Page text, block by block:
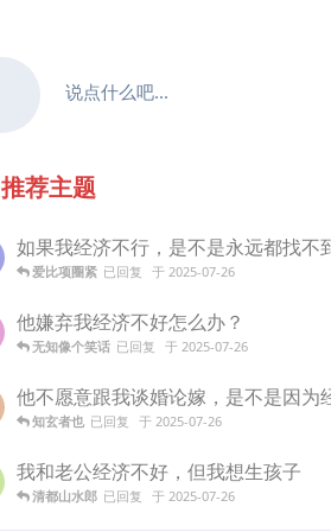
说点什么吧...
推荐主题
如果我经济不行，是不是永远都找不
爱比项圈紧 已回复 于 2025-07-26
他嫌弃我经济不好怎么办？
无知像个笑话 已回复 于 2025-07-26
他不愿意跟我谈婚论嫁，是不是因为
知玄者也 已回复 于 2025-07-26
我和老公经济不好，但我想生孩子
清都山水郎 已回复 于 2025-07-26